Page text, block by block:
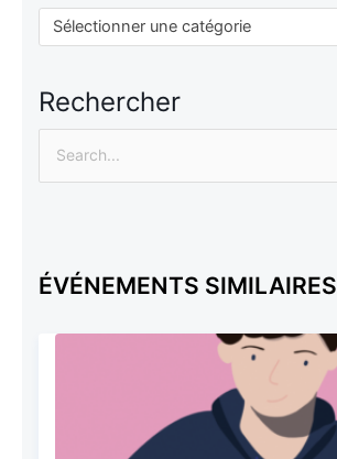
Sélectionner une catégorie
Sélectionner une catégorie
Rechercher
Rechercher :
ÉVÉNEMENTS SIMILAIRES